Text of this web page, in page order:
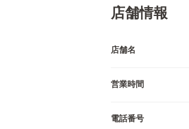
店舗情報
店舗名
営業時間
電話番号